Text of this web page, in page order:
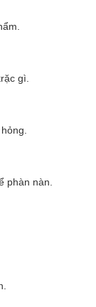
gì.
phàn nàn.